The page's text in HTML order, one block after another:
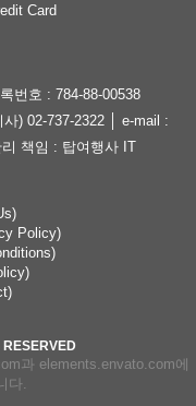
Card
번호 : 784-88-00538
) 02-737-2322 │ e-mail :
책임 : 탑여행사 IT
Policy)
과 elements.envato.com에
다.